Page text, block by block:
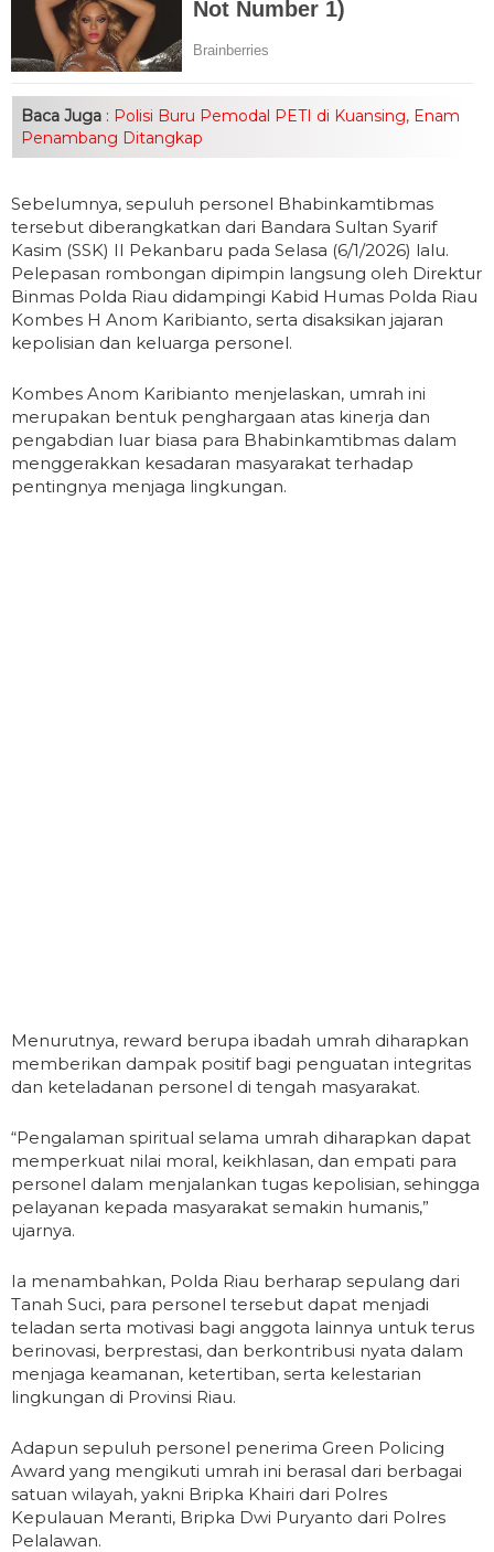
Baca Juga : Polisi Buru Pemodal PETI di Kuansing, Enam
Penambang Ditangkap
Sebelumnya, sepuluh personel Bhabinkamtibmas
tersebut diberangkatkan dari Bandara Sultan Syarif
Kasim (SSK) II Pekanbaru pada Selasa (6/1/2026) lalu.
Pelepasan rombongan dipimpin langsung oleh Direktur
Binmas Polda Riau didampingi Kabid Humas Polda Riau
Kombes H Anom Karibianto, serta disaksikan jajaran
kepolisian dan keluarga personel.
Kombes Anom Karibianto menjelaskan, umrah ini
merupakan bentuk penghargaan atas kinerja dan
pengabdian luar biasa para Bhabinkamtibmas dalam
menggerakkan kesadaran masyarakat terhadap
pentingnya menjaga lingkungan.
Menurutnya, reward berupa ibadah umrah diharapkan
memberikan dampak positif bagi penguatan integritas
dan keteladanan personel di tengah masyarakat.
“Pengalaman spiritual selama umrah diharapkan dapat
memperkuat nilai moral, keikhlasan, dan empati para
personel dalam menjalankan tugas kepolisian, sehingga
pelayanan kepada masyarakat semakin humanis,”
ujarnya.
Ia menambahkan, Polda Riau berharap sepulang dari
Tanah Suci, para personel tersebut dapat menjadi
teladan serta motivasi bagi anggota lainnya untuk terus
berinovasi, berprestasi, dan berkontribusi nyata dalam
menjaga keamanan, ketertiban, serta kelestarian
lingkungan di Provinsi Riau.
Adapun sepuluh personel penerima Green Policing
Award yang mengikuti umrah ini berasal dari berbagai
satuan wilayah, yakni Bripka Khairi dari Polres
Kepulauan Meranti, Bripka Dwi Puryanto dari Polres
Pelalawan.